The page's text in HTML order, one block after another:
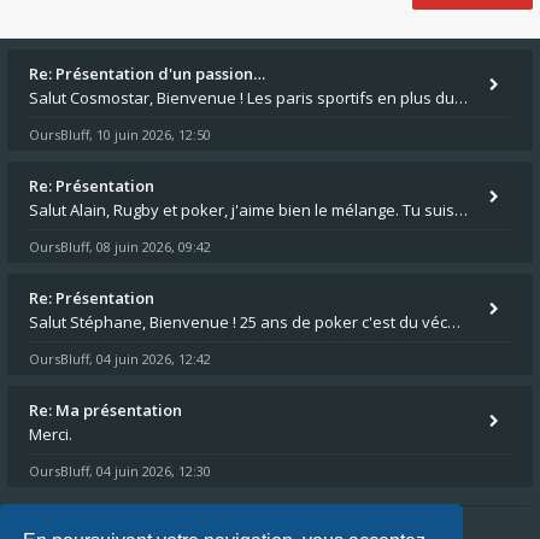
Re: Présentation d'un passion…
Salut Cosmostar, Bienvenue ! Les paris sportifs en plus du poker, c'est ce que je fais aussi. Surtout la NBA, je mise su
OursBluff, 10 juin 2026, 12:50
Re: Présentation
Salut Alain, Rugby et poker, j'aime bien le mélange. Tu suis le rugby du coin ? Moi j'essaie d'aller voir des matchs de
OursBluff, 08 juin 2026, 09:42
Re: Présentation
Salut Stéphane, Bienvenue ! 25 ans de poker c'est du vécu quand même. Moi je suis relativementnouveau (2018) mais j'ai a
OursBluff, 04 juin 2026, 12:42
Re: Ma présentation
Merci.
OursBluff, 04 juin 2026, 12:30